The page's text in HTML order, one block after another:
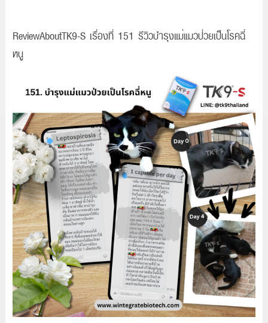
ReviewAboutTK9-S เรื่องที่ 151 รีวิวบำรุงแม่แมวป่วยเป็นโรคฉี่
หนู